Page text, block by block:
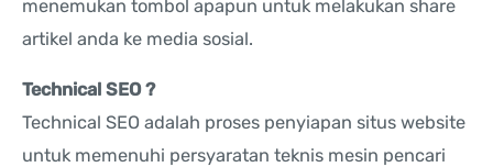
menemukan tombol apapun untuk melakukan share
artikel anda ke media sosial.
Technical SEO ?
Technical SEO adalah proses penyiapan situs website
untuk memenuhi persyaratan teknis mesin pencari